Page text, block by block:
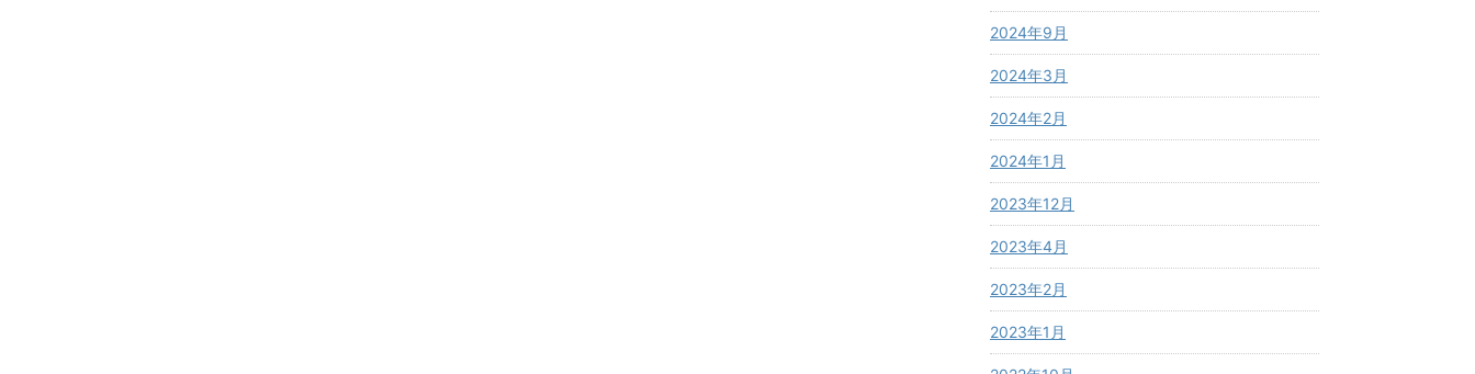
2024年9月
2024年3月
2024年2月
2024年1月
2023年12月
2023年4月
2023年2月
2023年1月